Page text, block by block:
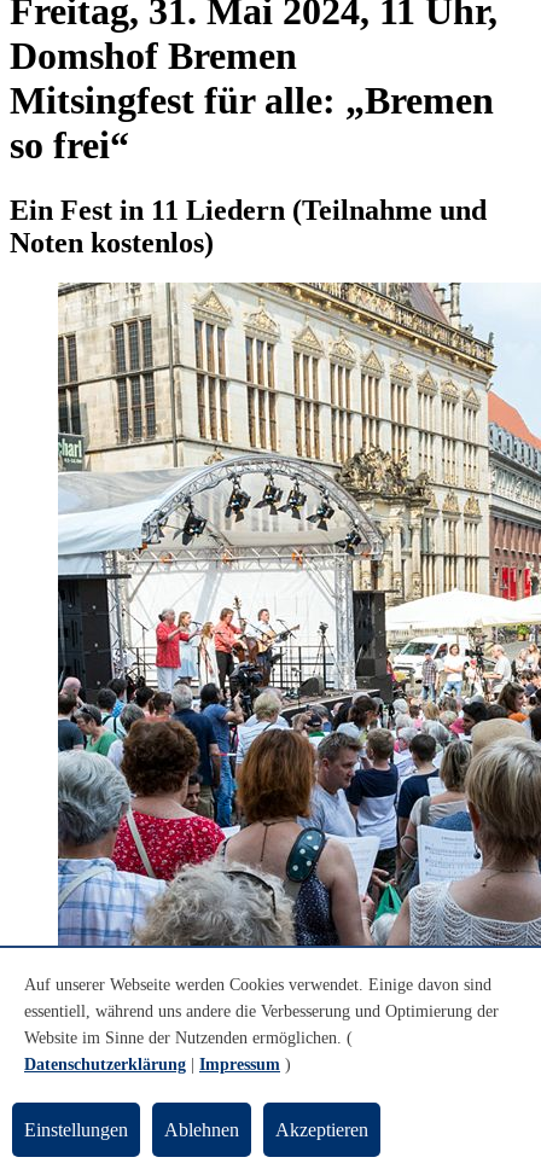
Freitag, 31. Mai 2024, 11 Uhr,
Domshof Bremen
Mitsingfest für alle: „Bremen
so frei“
Ein Fest in 11 Liedern (Teilnahme und
Noten kostenlos)
© Patric Leo
Mitsingfest "Bremen so frei"
TIPP: „Bremen so frei“: Mit vielen
Menschen gemeinsam Lieder über
Bremen singen
Auf unserer Webseite werden Cookies verwendet. Einige davon sind
essentiell, während uns andere die Verbesserung und Optimierung der
Website im Sinne der Nutzenden ermöglichen. (
Datenschutzerklärung
Impressum )
Einstellungen Ablehnen Akzeptieren